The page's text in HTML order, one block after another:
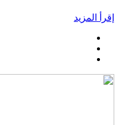
إقرأ المزيد